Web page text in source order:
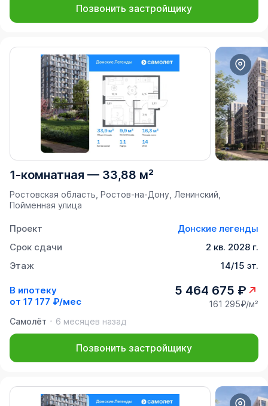
Позвонить застройщику
1-комнатная — 33,88 м²
Ростовская область, Ростов-на-Дону, Ленинский,
Пойменная улица
Проект
Донские легенды
Срок сдачи
2 кв. 2028 г.
Этаж
14/15 эт.
В ипотеку
от 17 177 ₽/мес
5 464 675 ₽
161 295₽/м²
Самолёт
6 месяцев назад
Позвонить застройщику